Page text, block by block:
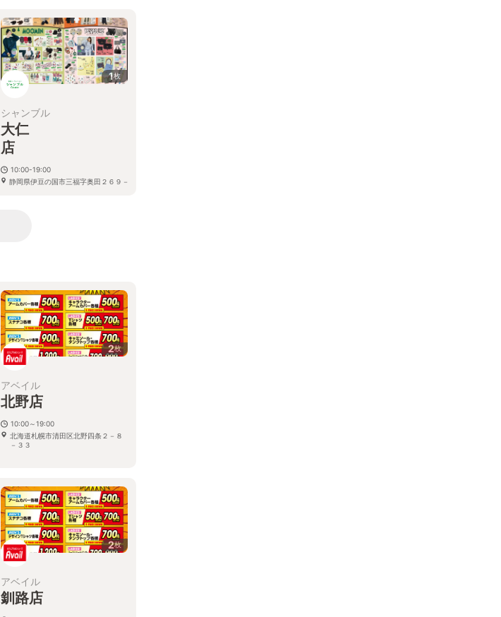
1枚
シャンブル
大仁
店
10:00-19:00
静岡県伊豆の国市三福字奥田２６９－
2枚
アベイル
北野店
10:00～19:00
北海道札幌市清田区北野四条２－８
－３３
2枚
アベイル
釧路店